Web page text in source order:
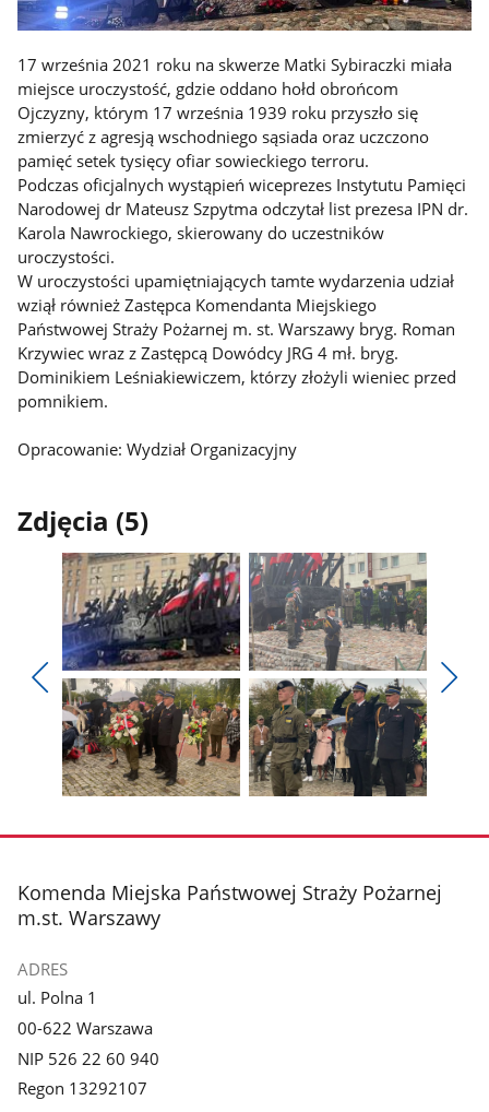
17 września 2021 roku na skwerze Matki Sybiraczki miała
miejsce uroczystość, gdzie oddano hołd obrońcom
Ojczyzny, którym 17 września 1939 roku przyszło się
zmierzyć z agresją wschodniego sąsiada oraz uczczono
pamięć setek tysięcy ofiar sowieckiego terroru.
Podczas oficjalnych wystąpień wiceprezes Instytutu Pamięci
Narodowej dr Mateusz Szpytma odczytał list prezesa IPN dr.
Karola Nawrockiego, skierowany do uczestników
uroczystości.
W uroczystości upamiętniających tamte wydarzenia udział
wziął również Zastępca Komendanta Miejskiego
Państwowej Straży Pożarnej m. st. Warszawy bryg. Roman
Krzywiec wraz z Zastępcą Dowódcy JRG 4 mł. bryg.
Dominikiem Leśniakiewiczem, którzy złożyli wieniec przed
pomnikiem.
Opracowanie: Wydział Organizacyjny
Zdjęcia (5)
Pokaż
poprzednie
zdjęcia
Pokaż
zdjęcie
1
z
galerii.
Pokaż
zdjęcie
2
z
galerii.
zdjęcie
galerii.
zdjęcie
galerii.
stopka
Komenda Miejska Państwowej Straży Pożarnej
m.st. Warszawy
ADRES
ul. Polna 1
00-622 Warszawa
NIP 526 22 60 940
Regon 13292107